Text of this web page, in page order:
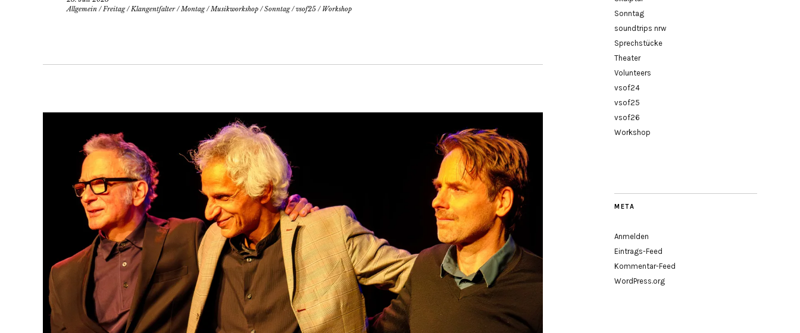
Allgemein /Freitag/Klangentfalter/Montag/Musikworkshop /Sonntag/vsof25 / Workshop
Sonntag
soundtrips nrw
Sprechstücke
Theater
Volunteers
vsof24
vsof25
vsof26
Workshop
META
Anmelden
Eintrags-Feed
Kommentar-Feed
WordPress.org